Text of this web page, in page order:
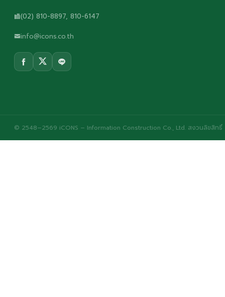
(02) 810-8897, 810-6147
info@icons.co.th
© 2548–2569 iCONS – Information Construction Co., Ltd. สงวนลิขสิทธิ์